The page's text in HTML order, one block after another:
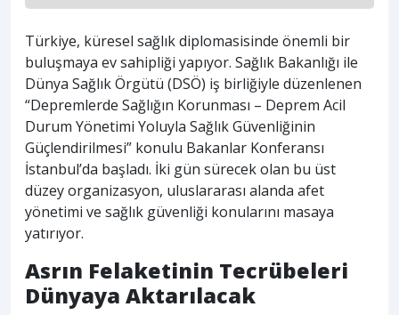
Türkiye, küresel sağlık diplomasisinde önemli bir
buluşmaya ev sahipliği yapıyor. Sağlık Bakanlığı ile
Dünya Sağlık Örgütü (DSÖ) iş birliğiyle düzenlenen
“Depremlerde Sağlığın Korunması – Deprem Acil
Durum Yönetimi Yoluyla Sağlık Güvenliğinin
Güçlendirilmesi” konulu Bakanlar Konferansı
İstanbul’da başladı. İki gün sürecek olan bu üst
düzey organizasyon, uluslararası alanda afet
yönetimi ve sağlık güvenliği konularını masaya
yatırıyor.
Asrın Felaketinin Tecrübeleri
Dünyaya Aktarılacak